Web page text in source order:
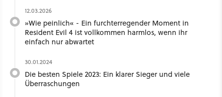
12.03.2026
»Wie peinlich« - Ein furchterregender Moment in
Resident Evil 4 ist vollkommen harmlos, wenn ihr
einfach nur abwartet
30.01.2024
Die besten Spiele 2023: Ein klarer Sieger und viele
Überraschungen